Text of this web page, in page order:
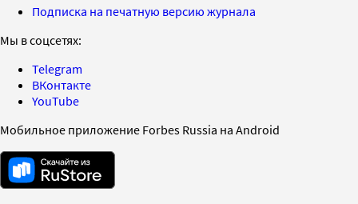
Подписка на печатную версию журнала
Мы в соцсетях:
Telegram
ВКонтакте
YouTube
Мобильное приложение Forbes Russia на Android